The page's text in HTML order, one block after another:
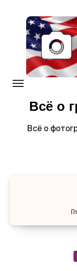
содержанию
Всё о
Всё о